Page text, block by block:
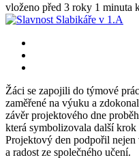
vloženo před 3 roky 1 minuta
Žáci se zapojili do týmové
zaměřené na výuku a
závěr projektového dne
která symbolizovala další
Projektový den podpořil
a radost ze společného učení.